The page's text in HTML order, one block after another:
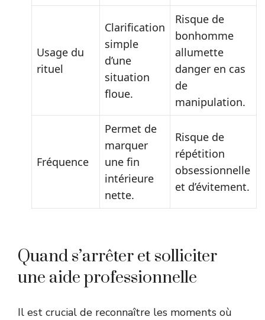
Usage du
rituel
Clarification
simple
d’une
situation
floue.
Risque de
bonhomme
allumette
danger en cas
de
manipulation.
Fréquence
Permet de
marquer
une fin
intérieure
nette.
Risque de
répétition
obsessionnelle
et d’évitement.
Quand s’arrêter et solliciter
une aide professionnelle
Il est crucial de reconnaître les moments où